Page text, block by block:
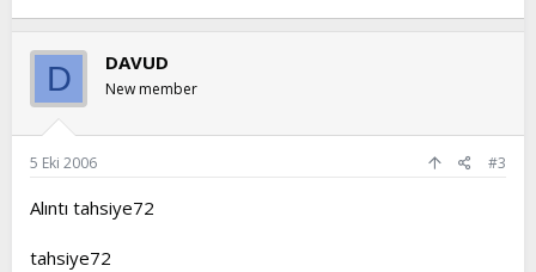
D DAVUD
New member
5 Eki 2006 #3
Alıntı tahsiye72
tahsiye72